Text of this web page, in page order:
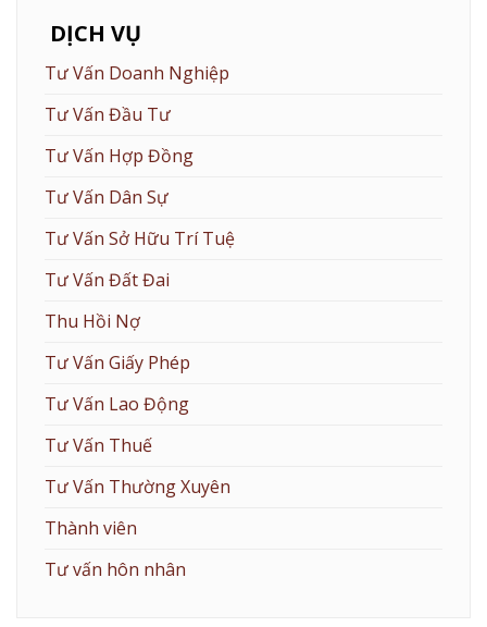
DỊCH VỤ
Tư Vấn Doanh Nghiệp
Tư Vấn Đầu Tư
Tư Vấn Hợp Đồng
Tư Vấn Dân Sự
Tư Vấn Sở Hữu Trí Tuệ
Tư Vấn Đất Đai
Thu Hồi Nợ
Tư Vấn Giấy Phép
Tư Vấn Lao Động
Tư Vấn Thuế
Tư Vấn Thường Xuyên
Thành viên
Tư vấn hôn nhân